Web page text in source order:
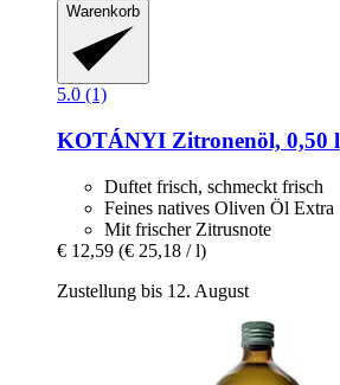
Warenkorb
5.0 (1)
KOTÁNYI Zitronenöl, 0,50 l
Duftet frisch, schmeckt frisch
Feines natives Oliven Öl Extra
Mit frischer Zitrusnote
€ 12,59 (€ 25,18 / l)
Zustellung bis 12. August